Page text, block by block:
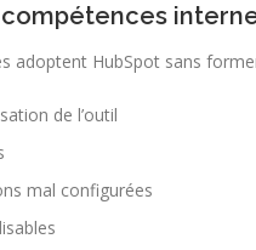
adoptent HubSpot sans
de l’outil
mal configurées